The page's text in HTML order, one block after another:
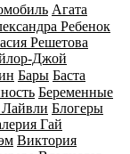
Агата
Ребенок
Решетова
Джой
Бары Баста
Беременные
Блогеры
Гай
Виктория